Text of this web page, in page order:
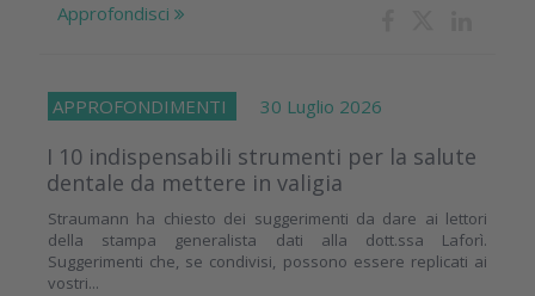
Approfondisci
APPROFONDIMENTI 30 Luglio 2026
I 10 indispensabili strumenti per la salute
dentale da mettere in valigia
Straumann ha chiesto dei suggerimenti da dare ai lettori
della stampa generalista dati alla dott.ssa Laforì.
Suggerimenti che, se condivisi, possono essere replicati ai
vostri...